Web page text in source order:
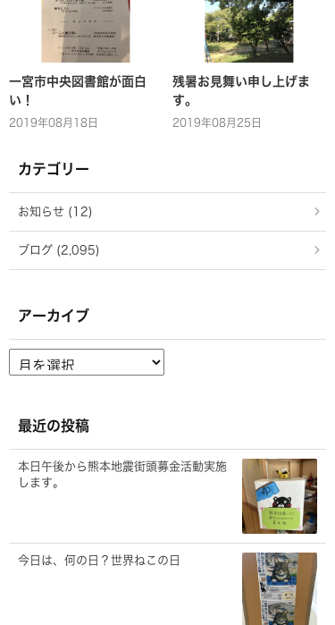
一宮市中央図書館が面白
い！
2019年08月18日
残暑お見舞い申し上げま
す。
2019年08月25日
カテゴリー
お知らせ (12)
ブログ (2,095)
アーカイブ
ー
ブ
最近の投稿
本日午後から熊本地震街頭募金活動実施
します。
今日は、何の日？世界ねこの日